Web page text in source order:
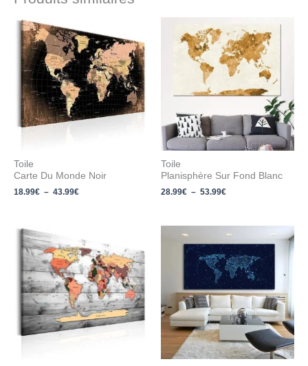
Toile
Carte Du Monde Noir
18.99€ – 43.99€
de
prix :
18.99€
à
43.99€
Toile
Planisphère Sur Fond Blanc
28.99€ – 53.99€
de
prix :
28.99€
à
53.99€
de
prix :
18.99€
à
43.99€
prix :
23.99€
à
63.99€